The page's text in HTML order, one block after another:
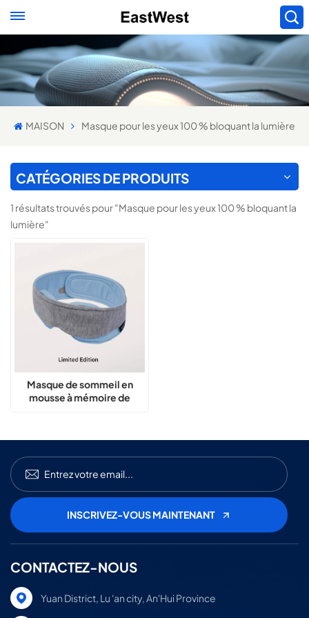
MAISON Masque pour les yeux 100 % bloquant la lumière
CATÉGORIES DE PRODUITS
1 résultats trouvés pour "Masque pour les yeux 100 % bloquant la
lumière"
Masque de sommeil en
mousse à mémoire de
CONTACTEZ-NOUS
Yuan District, Lu 'an city, An'Hui Province